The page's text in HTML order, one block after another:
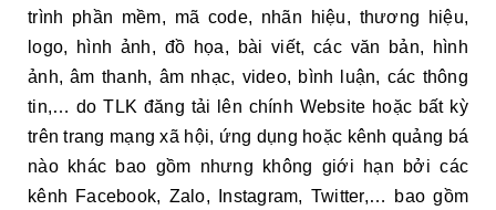
trình phần mềm, mã code, nhãn hiệu, thương hiệu,
logo, hình ảnh, đồ họa, bài viết, các văn bản, hình
ảnh, âm thanh, âm nhạc, video, bình luận, các thông
tin,… do TLK đăng tải lên chính Website hoặc bất kỳ
trên trang mạng xã hội, ứng dụng hoặc kênh quảng bá
nào khác bao gồm nhưng không giới hạn bởi các
kênh Facebook, Zalo, Instagram, Twitter,… bao gồm